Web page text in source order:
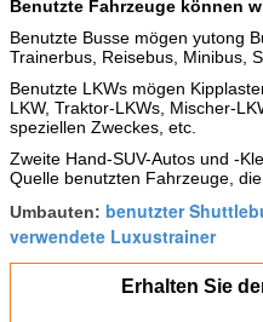
Benutzte Fahrzeuge können
Benutzte Busse mögen yutong
Trainerbus, Reisebus, Minibus,
Benutzte LKWs mögen
LKW, Traktor-LKWs, Mischer-
speziellen Zweckes, etc.
Zweite Hand-SUV-Autos und -
Quelle benutzten Fahrzeuge,
Umbauten: benutzter
verwendete Luxustrainer
Erhalten Sie